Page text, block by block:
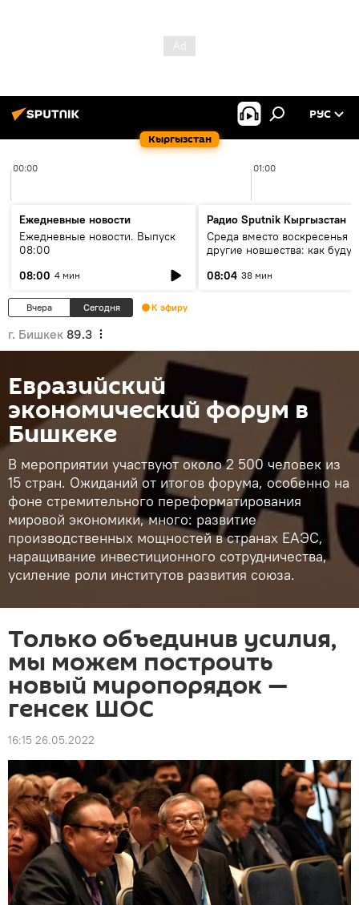
Кыргызстан
РУС
00:00 01:00
Ежедневные новости
Ежедневные новости. Выпуск
08:00
08:00 4 мин
Радио Sputnik Кыргызстан
Среда вместо воскресенья и
другие новшества: как будут
08:04 38 мин
Вчера Сегодня К эфиру
г. Бишкек 89.3
Евразийский
экономический форум в
Бишкеке
В мероприятии участвуют около 2 500 человек из
15 стран. Ожиданий от итогов форума, особенно на
фоне стремительного переформатирования
мировой экономики, много: развитие
производственных мощностей в странах ЕАЭС,
наращивание инвестиционного сотрудничества,
усиление роли институтов развития союза.
Только объединив усилия,
мы можем построить
новый миропорядок —
генсек ШОС
16:15 26.05.2022